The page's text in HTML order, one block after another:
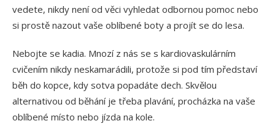
vedete, nikdy není od věci vyhledat odbornou pomoc nebo
si prostě nazout vaše oblíbené boty a projít se do lesa.
Nebojte se kadia. Mnozí z nás se s kardiovaskulárním
cvičením nikdy neskamarádili, protože si pod tím představí
běh do kopce, kdy sotva popadáte dech. Skvělou
alternativou od běhání je třeba plavání, procházka na vaše
oblíbené místo nebo jízda na kole.